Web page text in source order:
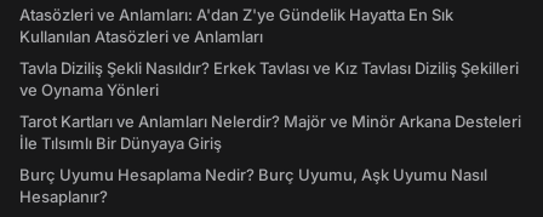
Atasözleri ve Anlamları: A'dan Z'ye Gündelik Hayatta En Sık
Kullanılan Atasözleri ve Anlamları
Tavla Diziliş Şekli Nasıldır? Erkek Tavlası ve Kız Tavlası Diziliş Şekilleri
ve Oynama Yönleri
Tarot Kartları ve Anlamları Nelerdir? Majör ve Minör Arkana Desteleri
İle Tılsımlı Bir Dünyaya Giriş
Burç Uyumu Hesaplama Nedir? Burç Uyumu, Aşk Uyumu Nasıl
Hesaplanır?